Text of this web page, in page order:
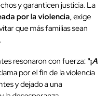
y garanticen justicia. La
por la violencia, exige
que más familias sean
resonaron con fuerza: "¡A
por el fin de la violencia
y dejado a una